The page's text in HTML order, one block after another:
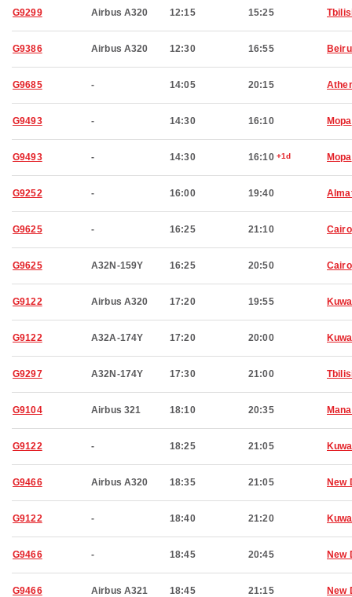
G9299 Airbus A320 12:15 15:25
G9386 Airbus A320 12:30 16:55
G9685 - 14:05 20:15
G9493 - 14:30 16:10 Mopa
G9493 - 14:30 16:10 +1d Mopa
G9252 - 16:00 19:40
G9625 - 16:25 21:10 Cairo
G9625 A32N-159Y 16:25 20:50 Cairo
G9122 Airbus A320 17:20 19:55
G9122 A32A-174Y 17:20 20:00
G9297 A32N-174Y 17:30 21:00
G9104 Airbus 321 18:10 20:35
G9122 - 18:25 21:05
G9466 Airbus A320 18:35 21:05 New
G9122 - 18:40 21:20
G9466 - 18:45 20:45 New
G9466 Airbus A321 18:45 21:15 New